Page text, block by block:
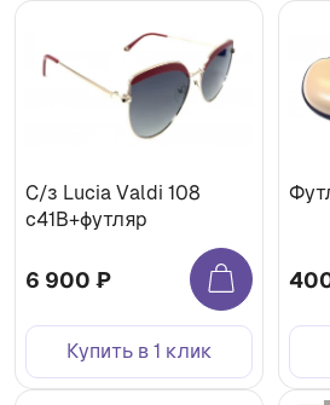
С/з Lucia Valdi 108
с41В+футляр
6 900 ₽
Купить в 1 клик